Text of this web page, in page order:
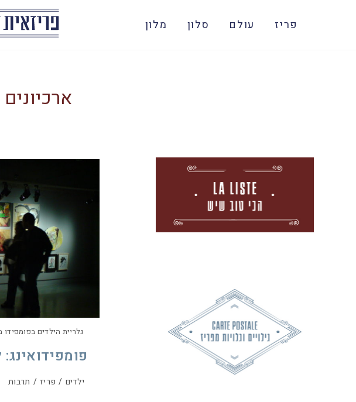
פריז עולם סלון מלון
ארכיונים
גלריית הילדים בפומפידו
ילדים / פריז / תרבות